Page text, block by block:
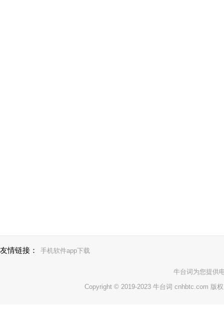
友情链接： 手机软件app下载
牛台词 为您提供
Copyright © 2019-2023 牛台词 cnhbtc.com 版